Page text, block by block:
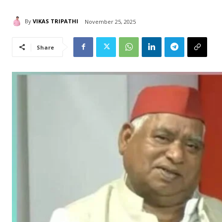
By VIKAS TRIPATHI November 25, 2025
Share